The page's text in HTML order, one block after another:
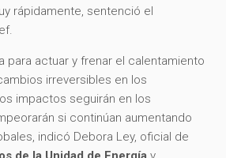
rápidamente, sentenció el
para actuar y frenar el calentamiento
irreversibles en los
impactos seguirán en los
si continúan aumentando
indicó Debora Ley, oficial de